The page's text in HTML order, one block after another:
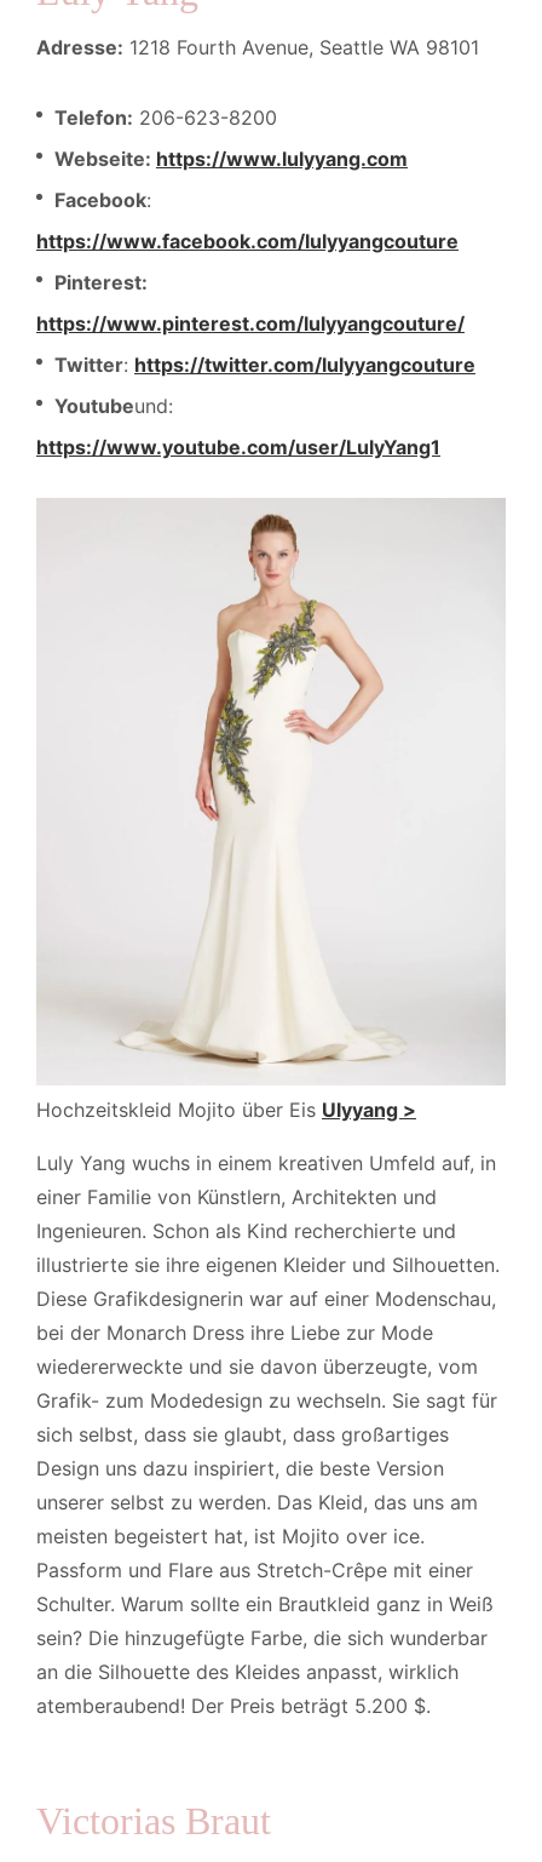
Adresse: 1218 Fourth Avenue, Seattle WA 98101
Telefon: 206-623-8200
Webseite: https://www.lulyyang.com
Facebook:
https://www.facebook.com/lulyyangcouture
Pinterest:
https://www.pinterest.com/lulyyangcouture/
Twitter: https://twitter.com/lulyyangcouture
Youtubeund:
https://www.youtube.com/user/LulyYang1
Hochzeitskleid Mojito über Eis Ulyyang >
Luly Yang wuchs in einem kreativen Umfeld auf, in
einer Familie von Künstlern, Architekten und
Ingenieuren. Schon als Kind recherchierte und
illustrierte sie ihre eigenen Kleider und Silhouetten.
Diese Grafikdesignerin war auf einer Modenschau,
bei der Monarch Dress ihre Liebe zur Mode
wiedererweckte und sie davon überzeugte, vom
Grafik- zum Modedesign zu wechseln. Sie sagt für
sich selbst, dass sie glaubt, dass großartiges
Design uns dazu inspiriert, die beste Version
unserer selbst zu werden. Das Kleid, das uns am
meisten begeistert hat, ist Mojito over ice.
Passform und Flare aus Stretch-Crêpe mit einer
Schulter. Warum sollte ein Brautkleid ganz in Weiß
sein? Die hinzugefügte Farbe, die sich wunderbar
an die Silhouette des Kleides anpasst, wirklich
atemberaubend! Der Preis beträgt 5.200 $.
Victorias Braut